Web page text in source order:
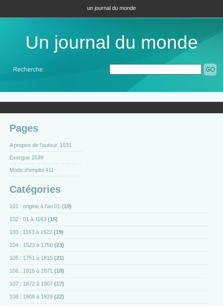
un journal du monde
Un journal du monde
Recherche:
Pages
A propos de l’auteur. 1531
Exergue 1539
Mode d’emploi 411
Catégories
101 : origine à l'an 01 (19)
102 : 01 à 1163 (15)
103 : 1163 à 1522 (19)
104 : 1523 à 1750 (23)
105 : 1751 à 1815 (21)
106 : 1816 à 1871 (18)
107 : 1872 à 1907 (17)
108 : 1908 à 1929 (22)